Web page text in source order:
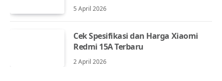
5 April 2026
Cek Spesifikasi dan Harga Xiaomi
Redmi 15A Terbaru
2 April 2026